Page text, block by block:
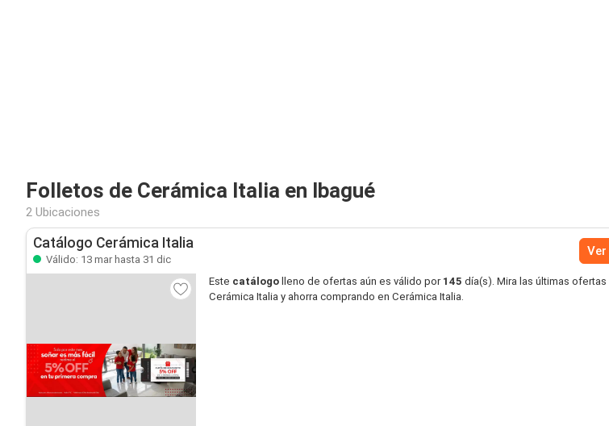
Folletos de Cerámica Italia en Ibagué
2 Ubicaciones
Catálogo Cerámica Italia
Válido: 13 mar hasta 31 dic
Este catálogo lleno de ofertas aún es válido por 145 día(s). Mira las últimas ofertas
Cerámica Italia y ahorra comprando en Cerámica Italia.